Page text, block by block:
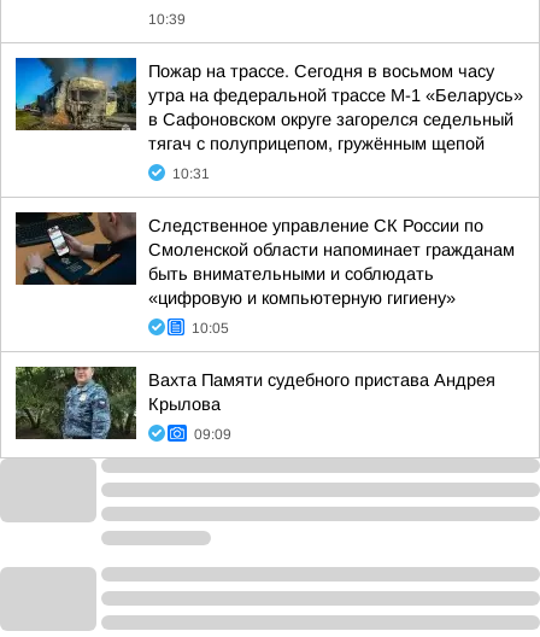
10:39
Пожар на трассе. Сегодня в восьмом часу
утра на федеральной трассе М-1 «Беларусь»
в Сафоновском округе загорелся седельный
тягач с полуприцепом, гружённым щепой
10:31
Следственное управление СК России по
Смоленской области напоминает гражданам
быть внимательными и соблюдать
«цифровую и компьютерную гигиену»
10:05
Вахта Памяти судебного пристава Андрея
Крылова
09:09